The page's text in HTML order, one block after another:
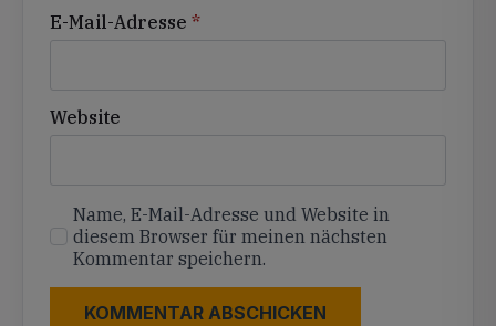
E-Mail-Adresse *
Website
Name, E-Mail-Adresse und Website in
diesem Browser für meinen nächsten
Kommentar speichern.